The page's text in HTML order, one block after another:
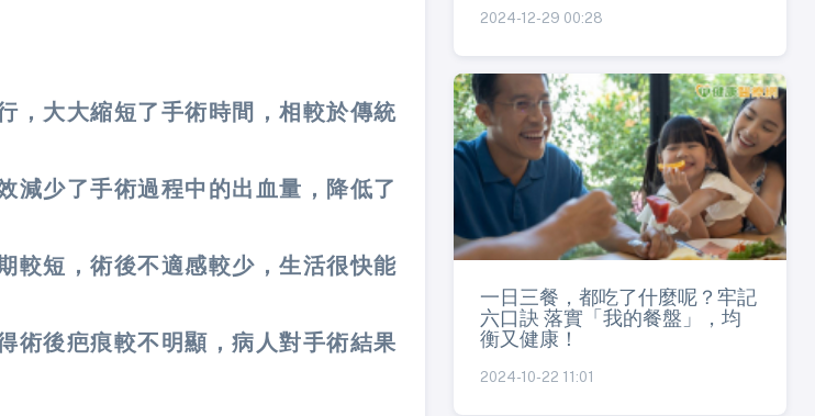
，大大縮短了手術時間，相較於傳統
減少了手術過程中的出血量，降低了
較短，術後不適感較少，生活很快能
術後疤痕較不明顯，病人對手術結果
2024-12-29 00:28
一日三餐，都吃了什麼呢？牢記
六口訣 落實「我的餐盤」，均
衡又健康！
2024-10-22 11:01